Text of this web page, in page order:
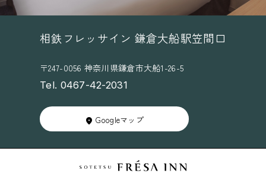
相鉄フレッサイン 鎌倉大船駅笠間口
〒247-0056 神奈川県鎌倉市大船1-26-5
Tel. 0467-42-2031
Googleマップ